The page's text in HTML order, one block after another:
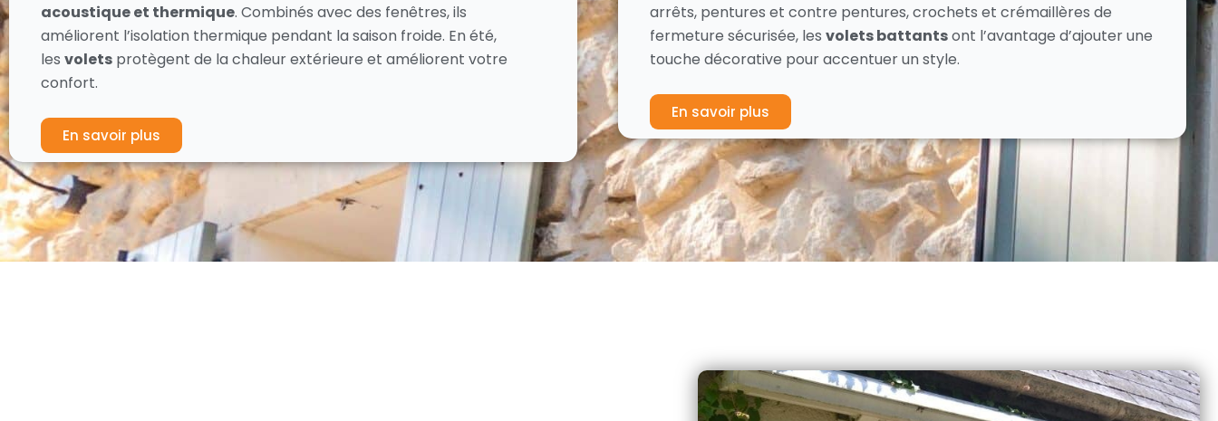
acoustique et thermique. Combinés avec des fenêtres, ils
améliorent l’isolation thermique pendant la saison froide. En été,
les volets protègent de la chaleur extérieure et améliorent votre
confort.
En savoir plus
arrêts, pentures et contre pentures, crochets et crémaillères de
fermeture sécurisée, les volets battantsont l’avantage d’ajouter une
touche décorative pour accentuer un style.
En savoir plus